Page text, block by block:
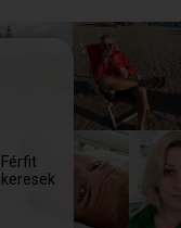
Férfit
keresek